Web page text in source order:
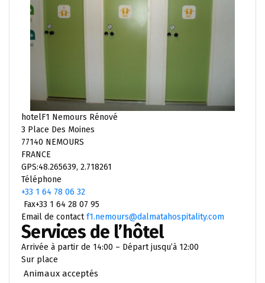
hotelF1 Nemours Rénové
3 Place Des Moines
77140 NEMOURS
FRANCE
GPS:48.265639, 2.718261
Téléphone
+33 1 64 78 06 32
Fax+33 1 64 28 07 95
Email de contactf1.nemours@dalmatahospitality.com
Services de l’hôtel
Arrivée à partir de 14:00 – Départ jusqu’à 12:00
Sur place
Animaux acceptés